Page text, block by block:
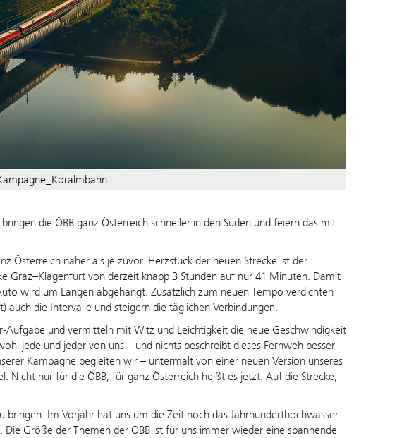
die ÖBB ganz Österreich schneller in den Süden und feiern das mit
Österreich näher als je zuvor. Herzstück der neuen Strecke ist der
Graz–Klagenfurt von derzeit knapp 3 Stunden auf nur 41 Minuten. Damit
wird um Längen abgehängt. Zusätzlich zum neuen Tempo verdichten
auch die Intervalle und steigern die täglichen Verbindungen.
und vermitteln mit Witz und Leichtigkeit die neue Geschwindigkeit
jede und jeder von uns – und nichts beschreibt dieses Fernweh besser
Kampagne begleiten wir – untermalt von einer neuen Version unseres
Nicht nur für die ÖBB, für ganz Österreich heißt es jetzt: Auf die Strecke,
bringen. Im Vorjahr hat uns um die Zeit noch das Jahrhunderthochwasser
Größe der Themen der ÖBB ist für uns immer wieder eine spannende